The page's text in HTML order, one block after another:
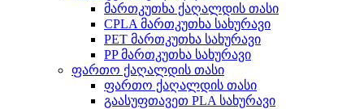
მართკუთხა ქაღალდის თასი
CPLA მართკუთხა სახურავი
PET მართკუთხა სახურავი
PP მართკუთხა სახურავი
ფართო ქაღალდის თასი
ფართო ქაღალდის თასი
გაასუფთავეთ PLA სახურავი